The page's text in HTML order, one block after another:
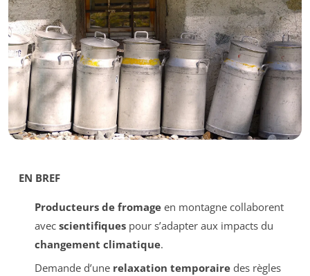
EN BREF
Producteurs de fromageen montagne collaborent
avec scientifiquespour s’adapter aux impacts du
changement climatique.
Demande d’une relaxation temporairedes règles